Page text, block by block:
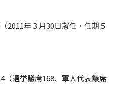
2011年３月30日就任・任期５
選挙議席168、軍人代表議席